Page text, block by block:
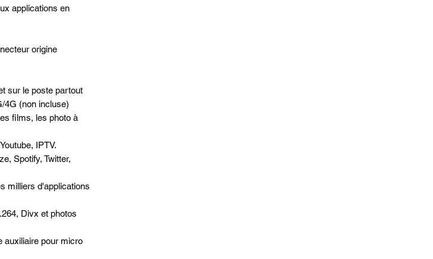
applications en
origine
sur le poste partout
4G (non incluse)
films, les photo à
IPTV.
Spotify, Twitter,
milliers d'applications
Divx et photos
auxiliaire pour micro